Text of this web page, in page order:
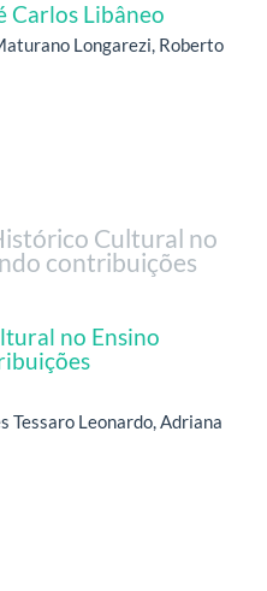
Carlos Libâneo
Longarezi, Roberto
Cultural no
contribuições
no Ensino
Tessaro Leonardo, Adriana